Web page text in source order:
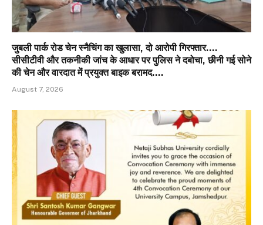
जुबली पार्क रोड चेन स्नैचिंग का खुलासा, दो आरोपी गिरफ्तार….
सीसीटीवी और तकनीकी जांच के आधार पर पुलिस ने दबोचा, छीनी गई सोने
की चेन और वारदात में प्रयुक्त बाइक बरामद….
August 7, 2026